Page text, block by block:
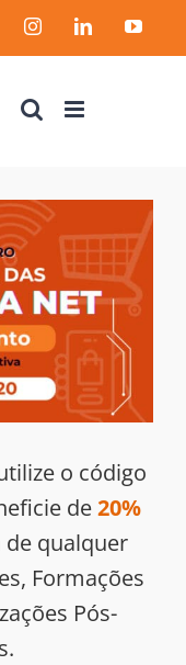
FacebookInstagramLinkedIn
o código
de20%
qualquer
Formações
Pós-